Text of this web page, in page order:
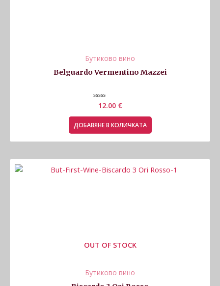
Бутиково вино
Belguardo Vermentino Mazzei
Оценено
0
от
5
12.00 €
ДОБАВЯНЕ В КОЛИЧКАТА
OUT OF STOCK
Бутиково вино